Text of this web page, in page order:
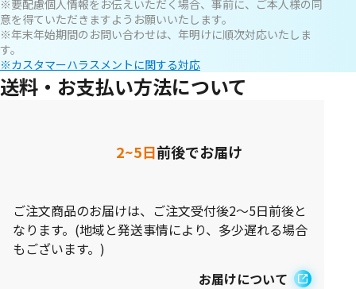
※要配慮個人情報をお伝えいただく場合、事前に、ご本人様の同
意を得ていただきますようお願いいたします。
※年末年始期間のお問い合わせは、年明けに順次対応いたしま
す。
※カスタマーハラスメントに関する対応
送料・お支払い方法について
2~5日前後でお届け
ご注文商品のお届けは、ご注文受付後2～5日前後と
なります。(地域と発送事情により、多少遅れる場合
もございます。)
お届けについて